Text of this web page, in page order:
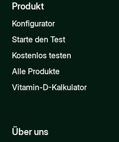
Produkt
Konfigurator
Starte den Test
Kostenlos testen
Alle Produkte
Vitamin-D-Kalkulator
Über uns